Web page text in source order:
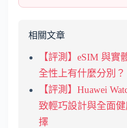
相關文章
【評測】eSIM 與實
全性上有什麼分別？
【評測】Huawei
致輕巧設計與全面
擇